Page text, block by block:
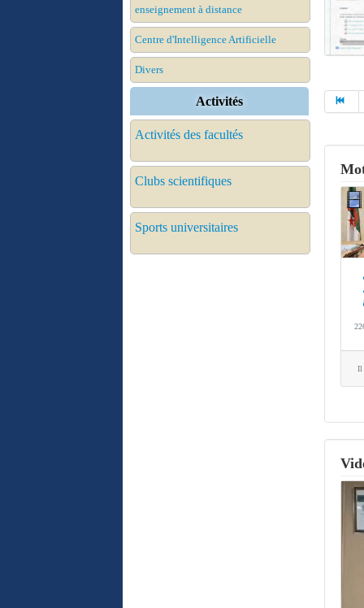
enseignement à distance
Centre d'Intelligence Artificielle
Divers
Activités
Activités des facultés
Clubs scientifiques
Sports universitaires
Il